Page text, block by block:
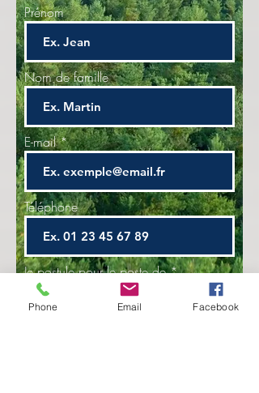
Prénom
Nom de famille
E-mail
Téléphone
Je postule pour le poste de
Phone Email Facebook